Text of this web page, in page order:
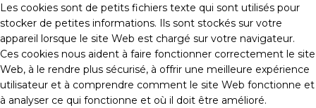
Les cookies sont de petits fichiers texte qui sont utilisés pour
stocker de petites informations. Ils sont stockés sur votre
appareil lorsque le site Web est chargé sur votre navigateur.
Ces cookies nous aident à faire fonctionner correctement le site
Web, à le rendre plus sécurisé, à offrir une meilleure expérience
utilisateur et à comprendre comment le site Web fonctionne et
à analyser ce qui fonctionne et où il doit être amélioré.